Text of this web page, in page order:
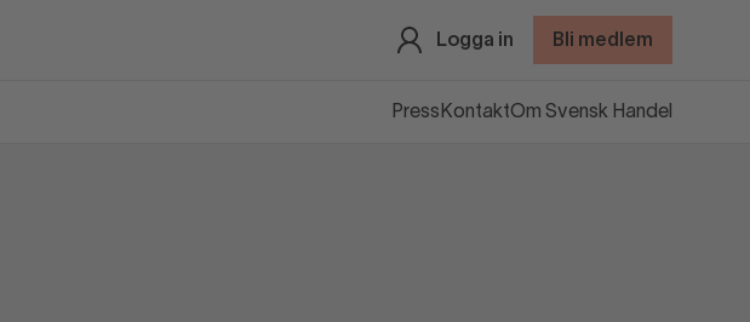
Logga in Bli medlem
Press KontaktOm Svensk Handel